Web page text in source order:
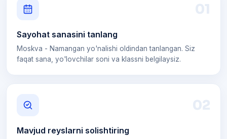
01
Sayohat sanasini tanlang
Moskva - Namangan yo'nalishi oldindan tanlangan. Siz
faqat sana, yo'lovchilar soni va klassni belgilaysiz.
02
Mavjud reyslarni solishtiring